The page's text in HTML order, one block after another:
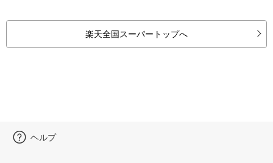
楽天全国スーパートップへ
ヘルプ